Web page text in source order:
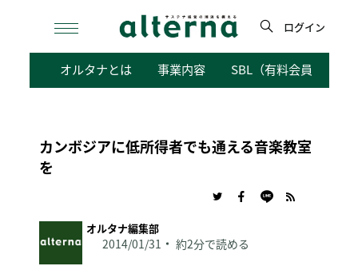
検
ログイン
オルタナとは 事業内容 SBL（有料会員向けサ
カンボジアに低所得者でも通える音楽教室
を
オルタナ編集部
2014/01/31 約2分で読める